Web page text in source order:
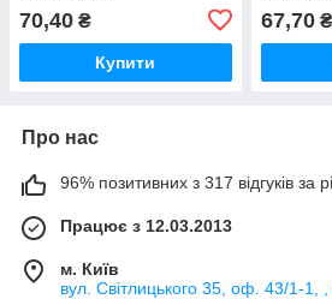
70,40 ₴
Купити
67,70₴
Про нас
96% позитивних з 317 відгуків за
Працює з 12.03.2013
м. Київ
вул. Світлицького 35, оф. 43/1-1, ,